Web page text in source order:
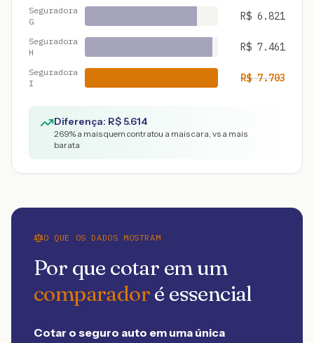
Seguradora
G
R$ 6.821
Seguradora
H
R$ 7.461
Seguradora
I
R$7.703
Diferença: R$5.614
269% a mais quem contratou a mais cara, vs a mais
barata
O QUE OS DADOS MOSTRAM
Por que cotar em um
comparadoré essencial
Cotar o seguro auto em uma única